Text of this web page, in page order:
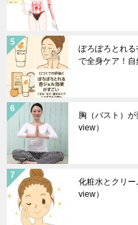
ぽろぽろとれ
で全身ケア！
胸（バスト）
view）
化粧水とクリー
view）